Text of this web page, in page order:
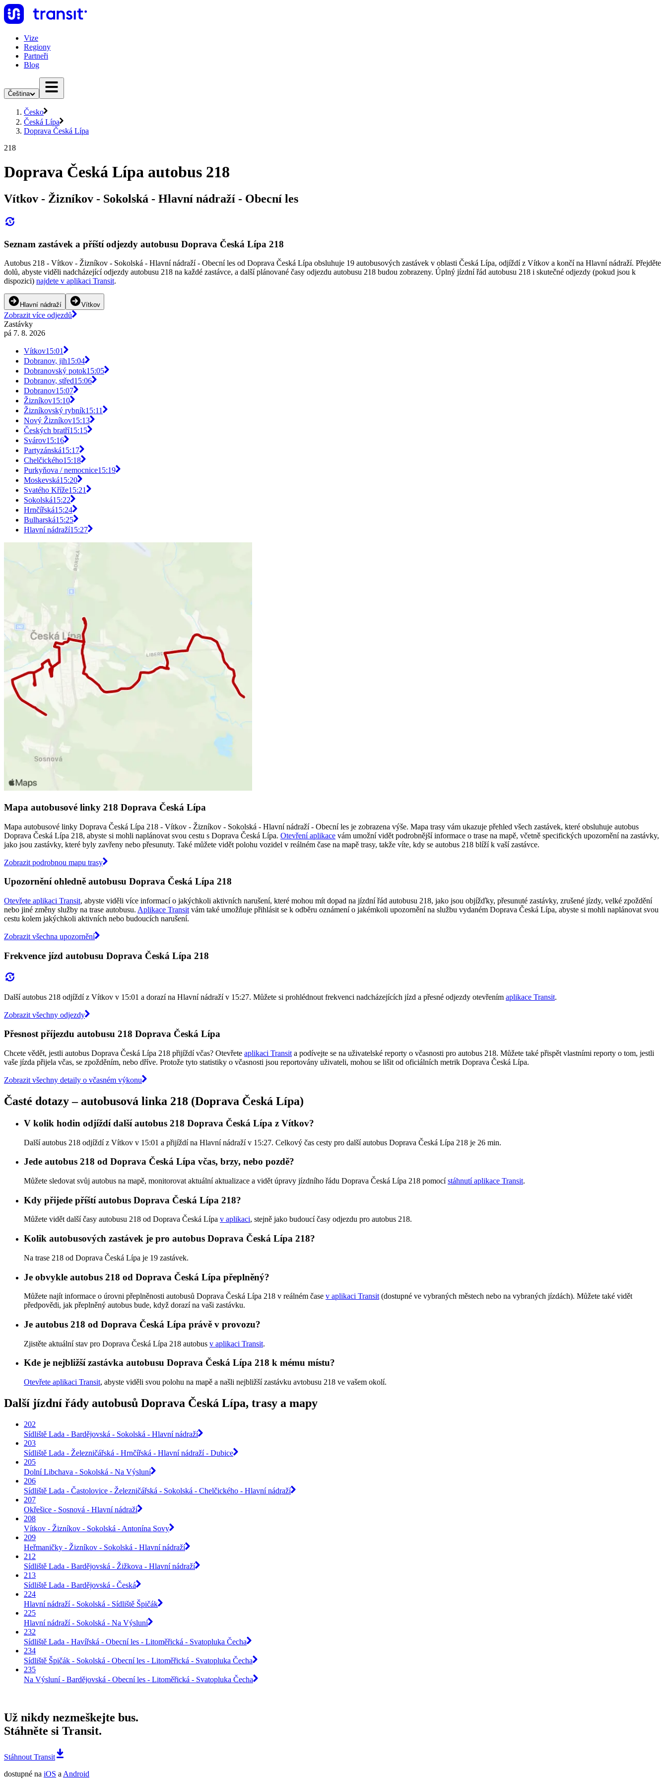
Vize
Regiony
Partneři
Blog
Čeština
Česko
Česká Lípa
Doprava Česká Lípa
218
Doprava Česká Lípa autobus 218
Vítkov - Žizníkov - Sokolská - Hlavní nádraží - Obecní les
Seznam zastávek a příští odjezdy autobusu Doprava Česká Lípa 218
Autobus 218 - Vítkov - Žizníkov - Sokolská - Hlavní nádraží - Obecní les od Doprava Česká Lípa obsluhuje 19 autobusových zastávek v oblasti Česká Lípa, odjíždí z Vítkov a končí na Hlavní nádraží. Přejděte
dolů, abyste viděli nadcházející odjezdy autobusu 218 na každé zastávce, a další plánované časy odjezdu autobusu 218 budou zobrazeny. Úplný jízdní řád autobusu 218 i skutečné odjezdy (pokud jsou k
dispozici) najdete v aplikaci Transit.
Hlavní nádraží Vítkov
Zobrazit více odjezdů
Zastávky
pá 7. 8. 2026
Vítkov15:01
Dobranov, jih15:04
Dobranovský potok15:05
Dobranov, střed15:06
Dobranov15:07
Žizníkov15:10
Žizníkovský rybník15:11
Nový Žizníkov15:13
Českých bratří15:15
Svárov15:16
Partyzánská15:17
Chelčického15:18
Purkyňova / nemocnice15:19
Moskevská15:20
Svatého Kříže15:21
Sokolská15:22
Hrnčířská15:24
Bulharská15:25
Hlavní nádraží15:27
Mapa autobusové linky 218 Doprava Česká Lípa
Mapa autobusové linky Doprava Česká Lípa 218 - Vítkov - Žizníkov - Sokolská - Hlavní nádraží - Obecní les je zobrazena výše. Mapa trasy vám ukazuje přehled všech zastávek, které obsluhuje autobus
Doprava Česká Lípa 218, abyste si mohli naplánovat svou cestu s Doprava Česká Lípa. Otevření aplikace vám umožní vidět podrobnější informace o trase na mapě, včetně specifických upozornění na zastávky,
jako jsou zastávky, které byly zavřeny nebo přesunuty. Také můžete vidět polohu vozidel v reálném čase na mapě trasy, takže víte, kdy se autobus 218 blíží k vaší zastávce.
Zobrazit podrobnou mapu trasy
Upozornění ohledně autobusu Doprava Česká Lípa 218
Otevřete aplikaci Transit, abyste viděli více informací o jakýchkoli aktivních narušení, které mohou mít dopad na jízdní řád autobusu 218, jako jsou objížďky, přesunuté zastávky, zrušené jízdy, velké zpoždění
nebo jiné změny služby na trase autobusu. Aplikace Transit vám také umožňuje přihlásit se k odběru oznámení o jakémkoli upozornění na službu vydaném Doprava Česká Lípa, abyste si mohli naplánovat svou
cestu kolem jakýchkoli aktivních nebo budoucích narušení.
Zobrazit všechna upozornění
Frekvence jízd autobusu Doprava Česká Lípa 218
Další autobus 218 odjíždí z Vítkov v 15:01 a dorazí na Hlavní nádraží v 15:27. Můžete si prohlédnout frekvenci nadcházejících jízd a přesné odjezdy otevřením aplikace Transit.
Zobrazit všechny odjezdy
Přesnost příjezdu autobusu 218 Doprava Česká Lípa
Chcete vědět, jestli autobus Doprava Česká Lípa 218 přijíždí včas? Otevřete aplikaci Transit a podívejte se na uživatelské reporty o včasnosti pro autobus 218. Můžete také přispět vlastními reporty o tom, jestli
vaše jízda přijela včas, se zpožděním, nebo dříve. Protože tyto statistiky o včasnosti jsou reportovány uživateli, mohou se lišit od oficiálních metrik Doprava Česká Lípa.
Zobrazit všechny detaily o včasném výkonu
Časté dotazy – autobusová linka 218 (Doprava Česká Lípa)
V kolik hodin odjíždí další autobus 218 Doprava Česká Lípa z Vítkov?
Další autobus 218 odjíždí z Vítkov v 15:01 a přijíždí na Hlavní nádraží v 15:27. Celkový čas cesty pro další autobus Doprava Česká Lípa 218 je 26 min.
Jede autobus 218 od Doprava Česká Lípa včas, brzy, nebo pozdě?
Můžete sledovat svůj autobus na mapě, monitorovat aktuální aktualizace a vidět úpravy jízdního řádu Doprava Česká Lípa 218 pomocístáhnutí aplikace Transit.
Kdy přijede příští autobus Doprava Česká Lípa 218?
Můžete vidět další časy autobusu 218 od Doprava Česká Lípa v aplikaci, stejně jako budoucí časy odjezdu pro autobus 218.
Kolik autobusových zastávek je pro autobus Doprava Česká Lípa 218?
Na trase 218 od Doprava Česká Lípa je 19 zastávek.
Je obvykle autobus 218 od Doprava Česká Lípa přeplněný?
Můžete najít informace o úrovni přeplněnosti autobusů Doprava Česká Lípa 218 v reálném čase v aplikaci Transit (dostupné ve vybraných městech nebo na vybraných jízdách). Můžete také vidět
předpovědi, jak přeplněný autobus bude, když dorazí na vaši zastávku.
Je autobus 218 od Doprava Česká Lípa právě v provozu?
Zjistěte aktuální stav pro Doprava Česká Lípa 218 autobus v aplikaci Transit.
Kde je nejbližší zastávka autobusu Doprava Česká Lípa 218 k mému místu?
Otevřete aplikaci Transit, abyste viděli svou polohu na mapě a našli nejbližší zastávku avtobusu 218 ve vašem okolí.
Další jízdní řády autobusů Doprava Česká Lípa, trasy a mapy
202
Sídliště Lada - Bardějovská - Sokolská - Hlavní nádraží
203
Sídliště Lada - Železničářská - Hrnčířská - Hlavní nádraží - Dubice
205
Dolní Libchava - Sokolská - Na Výsluní
206
Sídliště Lada - Častolovice - Železničářská - Sokolská - Chelčického - Hlavní nádraží
207
Okřešice - Sosnová - Hlavní nádraží
208
Vítkov - Žizníkov - Sokolská - Antonína Sovy
209
Heřmaničky - Žizníkov - Sokolská - Hlavní nádraží
212
Sídliště Lada - Bardějovská - Žižkova - Hlavní nádraží
213
Sídliště Lada - Bardějovská - Česká
224
Hlavní nádraží - Sokolská - Sídliště Špičák
225
Hlavní nádraží - Sokolská - Na Výsluní
232
Sídliště Lada - Havířská - Obecní les - Litoměřická - Svatopluka Čecha
234
Sídliště Špičák - Sokolská - Obecní les - Litoměřická - Svatopluka Čecha
235
Na Výsluní - Bardějovská - Obecní les - Litoměřická - Svatopluka Čecha
Už nikdy nezmeškejte bus.
Stáhněte si Transit.
Stáhnout Transit
dostupné na iOS a Android